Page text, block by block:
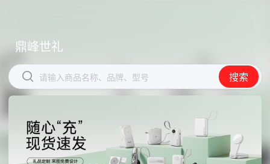
鼎峰世礼
 请输入商品名称、品牌、型号 搜索
鼎峰世礼
 请输入商品名称、品牌、型号 搜索